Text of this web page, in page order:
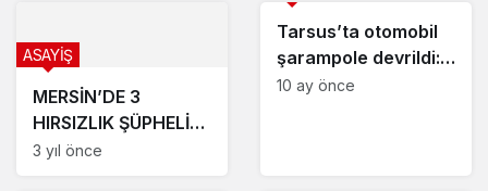
MERSİN’DE 3
HIRSIZLIK ŞÜPHELİSİ
YAKALANDI
ASAYİŞ
3 yıl önce
Tarsus’ta otomobil
şarampole devrildi: 1
ölü
10 ay önce